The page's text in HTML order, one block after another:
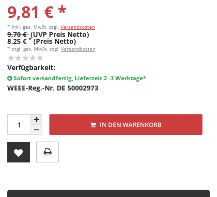
9,81 € *
* inkl. ges. MwSt. zzgl. Versandkosten
9,70 € (UVP Preis Netto)
8,25 € * (Preis Netto)
* zzgl. ges. MwSt. zzgl. Versandkosten
Verfügbarkeit:
Sofort versandfertig, Lieferzeit 2 -3 Werktage*
WEEE-Reg.-Nr. DE 50002973
IN DEN WARENKORB